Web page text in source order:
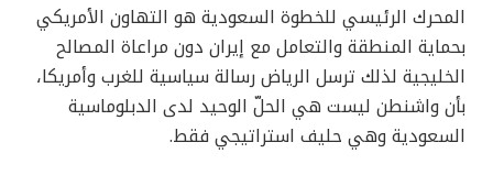
المحرك الرئيسي للخطوة السعودية هو التهاون الأمريكي
بحماية المنطقة والتعامل مع إيران دون مراعاة المصالح
الخليجية لذلك ترسل الرياض رسالة سياسية للغرب وأمريكا،
بأن واشنطن ليست هي الحلّ الوحيد لدى الدبلوماسية
السعودية وهي حليف استراتيجي فقط.